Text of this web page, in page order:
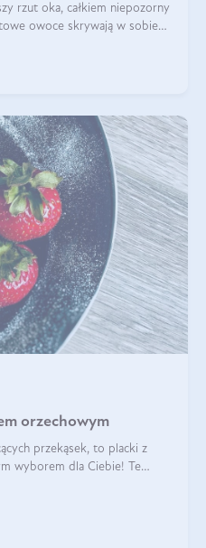
rzut oka, całkiem niepozorny
owoce skrywają w sobie
orzechowym
przekąsek, to placki z
wyborem dla Ciebie! Te